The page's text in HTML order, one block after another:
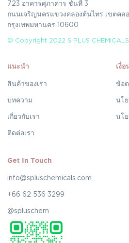
723 อาคารศุภาคาร ชั้นที่ 3
ถนนเจริญนครแขวงคลองต้นไทร เขตคล
กรุงเทพมหานคร 10600
© Copyright 2022 S PLUS
แนะนำ
สินค้าของเรา
บทความ
เกี่ยวกับเรา
ติดต่อเรา
เงื่อ
ข้อ
นโ
นโ
Get In Touch
info@spluschemicals.com
+66 62 536 3299
@spluschem